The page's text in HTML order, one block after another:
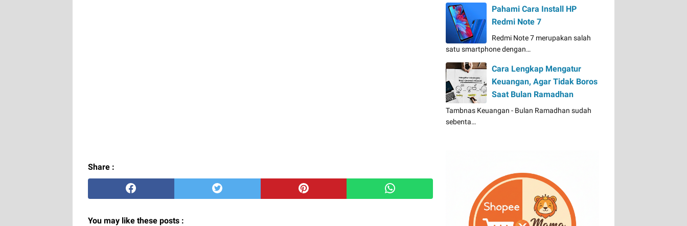
Share :
You may like these posts :
Pahami Cara Install HP
Redmi Note 7
Redmi Note 7 merupakan salah
satu smartphone dengan…
Cara Lengkap Mengatur
Keuangan, Agar Tidak Boros
Saat Bulan Ramadhan
Tambnas Keuangan - Bulan Ramadhan sudah
sebenta…